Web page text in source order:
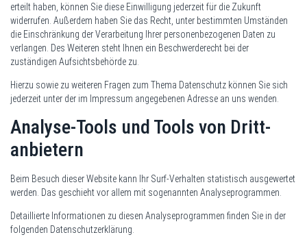
erteilt haben, können Sie diese Einwilligung jederzeit für die Zukunft
widerrufen. Außerdem haben Sie das Recht, unter bestimmten Umständen
die Einschränkung der Verarbeitung Ihrer personenbezogenen Daten zu
verlangen. Des Weiteren steht Ihnen ein Beschwerderecht bei der
zuständigen Aufsichtsbehörde zu.
Hierzu sowie zu weiteren Fragen zum Thema Datenschutz können Sie sich
jederzeit unter der im Impressum angegebenen Adresse an uns wenden.
Analyse-Tools und Tools von Dritt­
anbietern
Beim Besuch dieser Website kann Ihr Surf-Verhalten statistisch ausgewertet
werden. Das geschieht vor allem mit sogenannten Analyseprogrammen.
Detaillierte Informationen zu diesen Analyseprogrammen finden Sie in der
folgenden Datenschutzerklärung.